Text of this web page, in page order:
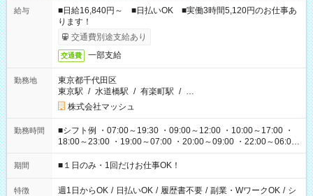
給与
■日給16,840円～ ■日払いOK ■実働3時間5,120円のお仕事あ
ります！
交通費別途支給あり
交通費 一部支給
勤務地
東京都千代田区
東京駅 / 水道橋駅 / 有楽町駅 / …
株式会社マッシュ
勤務時間
■シフト例 ・07:00～19:30 ・09:00～12:00 ・10:00～17:00 ・
18:00～23:00 ・19:00～07:00 ・20:00～09:00 ・22:00～06:00
etc ★最短で3時間で5,120円のお仕事から 15時間で2万円近く稼
げるお仕事も！ ご希望のお時間に合わせてご紹介！ ※シフトは
ください！
期間 ■１日のみ・1回だけお仕事OK！
特徴 週1日からOK / 日払いOK / 履歴書不要 / 副業・WワークOK / シ